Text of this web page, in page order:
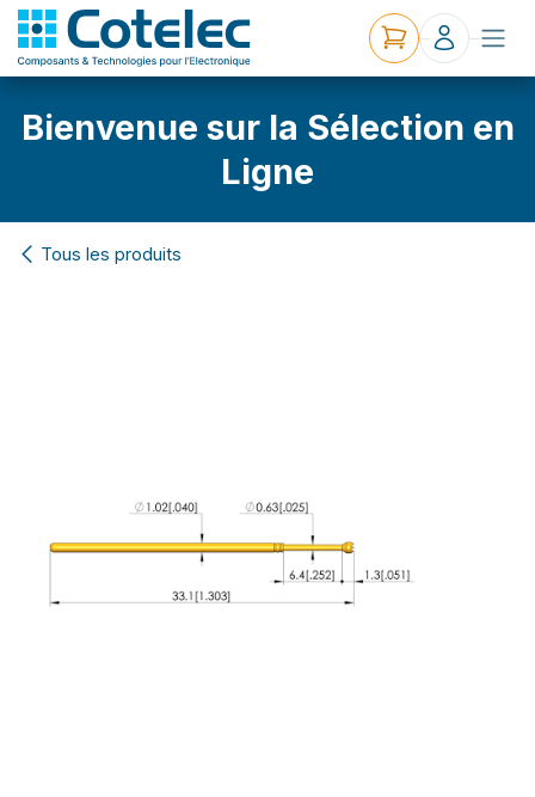
Bienvenue sur la Sélection en
Ligne
Tous les produits